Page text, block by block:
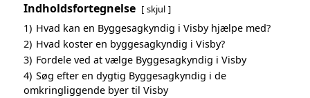
Indholdsfortegnelse skjul
1) Hvad kan en Byggesagkyndig i Visby hjælpe med?
2) Hvad koster en byggesagkyndig i Visby?
3) Fordele ved at vælge Byggesagkyndig i Visby
4) Søg efter en dygtig Byggesagkyndig i de
omkringliggende byer til Visby